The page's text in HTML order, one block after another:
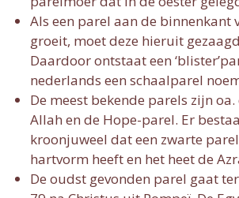
Als een parel aan de binnenkant
groeit, moet deze hieruit
Daardoor ontstaat een
nederlands een schaalparel
De meest bekende parels zijn oa.
Allah en de Hope-parel. Er
kroonjuweel dat een zwarte
hartvorm heeft en het heet de
De oudst gevonden parel gaat